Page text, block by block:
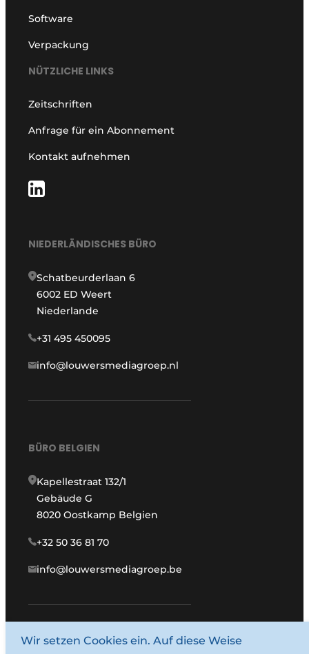
Software
Verpackung
NÜTZLICHE LINKS
Zeitschriften
Anfrage für ein Abonnement
Kontakt aufnehmen
NIEDERLÄNDISCHES BÜRO
Schatbeurderlaan 6
6002 ED Weert
Niederlande
+31 495 450095
info@louwersmediagroep.nl
BÜRO BELGIEN
Kapellestraat 132/1
Gebäude G
8020 Oostkamp Belgien
+32 50 36 81 70
info@louwersmediagroep.be
www.louwersmediagroep.com
Wir setzen Cookies ein. Auf diese Weise